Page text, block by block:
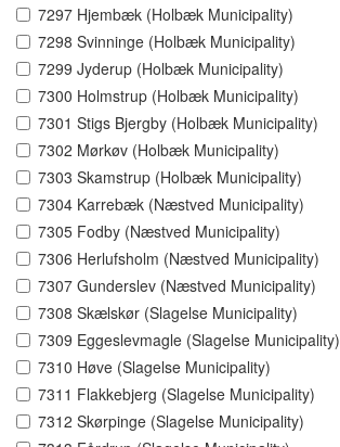
7297 Hjembæk (Holbæk Municipality)
7298 Svinninge (Holbæk Municipality)
7299 Jyderup (Holbæk Municipality)
7300 Holmstrup (Holbæk Municipality)
7301 Stigs Bjergby (Holbæk Municipality)
7302 Mørkøv (Holbæk Municipality)
7303 Skamstrup (Holbæk Municipality)
7304 Karrebæk (Næstved Municipality)
7305 Fodby (Næstved Municipality)
7306 Herlufsholm (Næstved Municipality)
7307 Gunderslev (Næstved Municipality)
7308 Skælskør (Slagelse Municipality)
7309 Eggeslevmagle (Slagelse Municipality)
7310 Høve (Slagelse Municipality)
7311 Flakkebjerg (Slagelse Municipality)
7312 Skørpinge (Slagelse Municipality)